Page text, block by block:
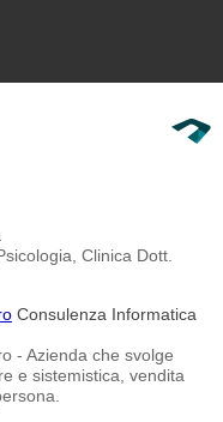
Clinica Dott.
Consulenza Informatica
- Azienda che svolge
e sistemistica, vendita